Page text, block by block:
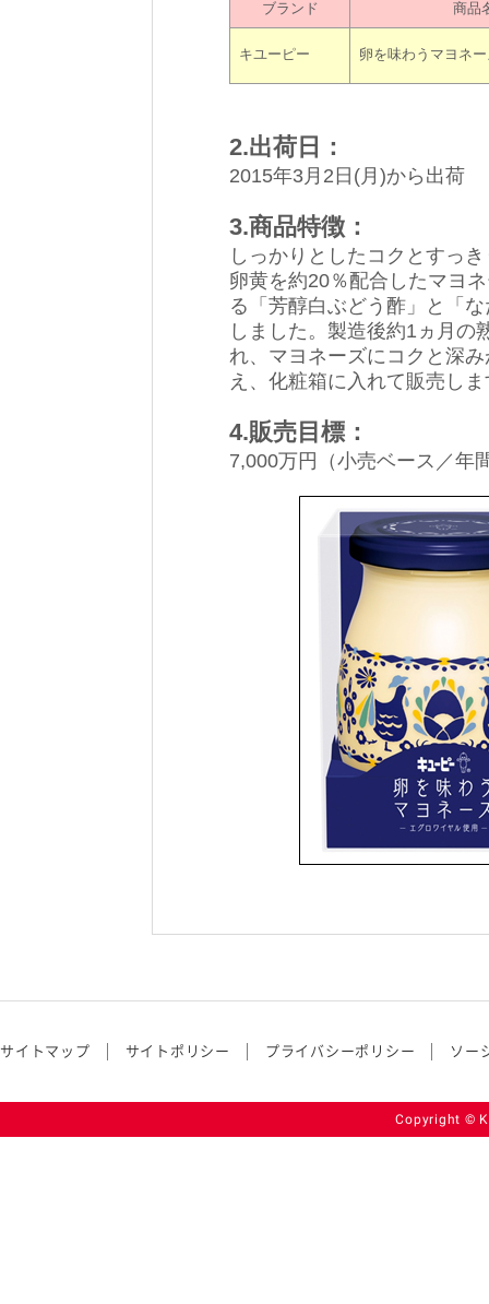
ブランド 商品
キユーピー 卵を味わうマヨネ
2.出荷日：
2015年3月2日(月)から出荷
3.商品特徴：
しっかりとしたコクとすっ
卵黄を約20％配合したマヨ
る「芳醇白ぶどう酢」と「
しました。製造後約1ヵ月の
れ、マヨネーズにコクと深
え、化粧箱に入れて販売し
4.販売目標：
7,000万円（小売ベース／年
サイトマップ サイトポリシー プライバシーポリシー ソー
Copyright ©